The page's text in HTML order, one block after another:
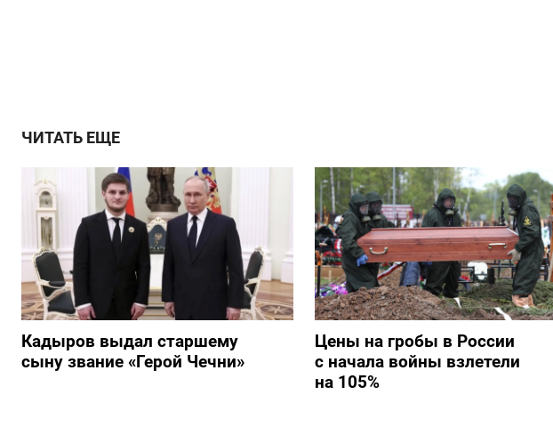
ЧИТАТЬ ЕЩЕ
Кадыров выдал старшему
сыну звание «Герой Чечни»
Цены на гробы в России
с начала войны взлетели
на 105%